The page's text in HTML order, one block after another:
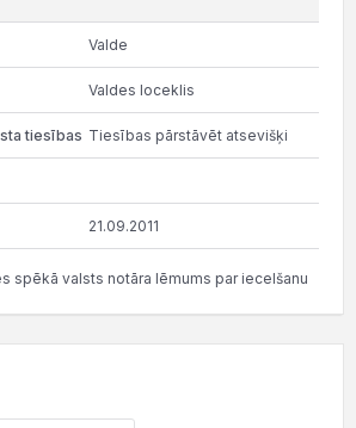
Valde
Valdes loceklis
Tiesības pārstāvēt atsevišķi
21.09.2011
spēkā valsts notāra lēmums par iecelšanu